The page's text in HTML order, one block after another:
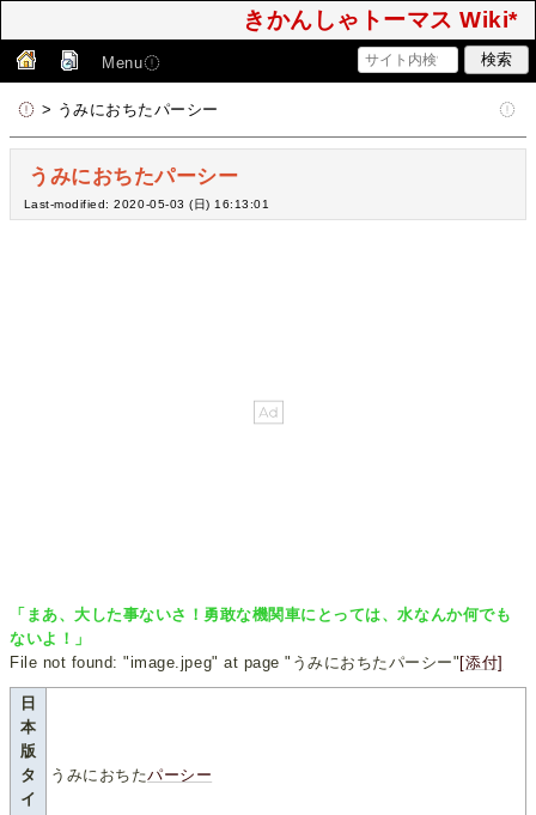
きかんしゃトーマス Wiki*
Menu
> うみにおちたパーシー
うみにおちたパーシー
Last-modified: 2020-05-03 (日) 16:13:01
「まあ、大した事ないさ！勇敢な機関車にとっては、水なんか何でも
ないよ！」
File not found: "image.jpeg" at page "うみにおちたパーシー" [添付]
日
本
版
タ
イ
うみにおちたパーシー